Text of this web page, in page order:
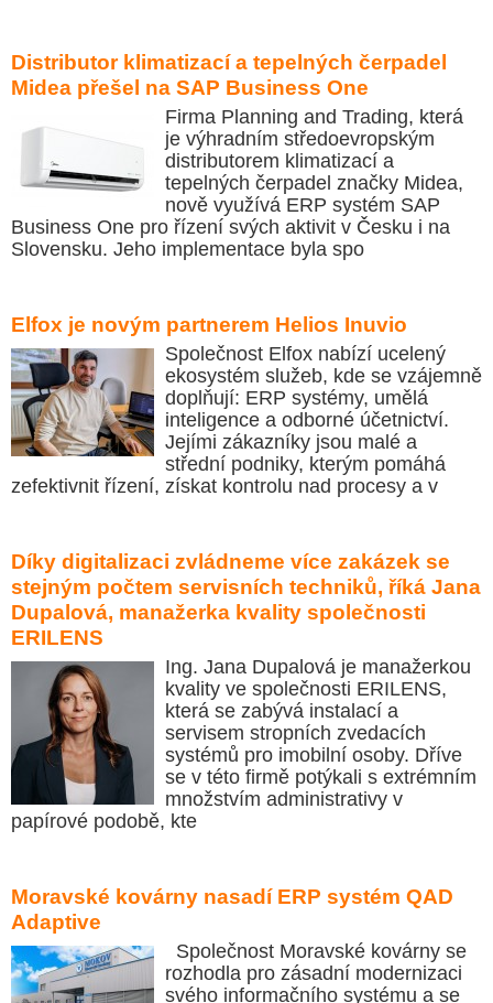
Distributor klimatizací a tepelných čerpadel
Midea přešel na SAP Business One
Firma Planning and Trading, která
je výhradním středoevropským
distributorem klimatizací a
tepelných čerpadel značky Midea,
nově využívá ERP systém SAP
Business One pro řízení svých aktivit v Česku i na
Slovensku. Jeho implementace byla spo
Elfox je novým partnerem Helios Inuvio
Společnost Elfox nabízí ucelený
ekosystém služeb, kde se vzájemně
doplňují: ERP systémy, umělá
inteligence a odborné účetnictví.
Jejími zákazníky jsou malé a
střední podniky, kterým pomáhá
zefektivnit řízení, získat kontrolu nad procesy a v
Díky digitalizaci zvládneme více zakázek se
stejným počtem servisních techniků, říká Jana
Dupalová, manažerka kvality společnosti
ERILENS
Ing. Jana Dupalová je manažerkou
kvality ve společnosti ERILENS,
která se zabývá instalací a
servisem stropních zvedacích
systémů pro imobilní osoby. Dříve
se v této firmě potýkali s extrémním
množstvím administrativy v
papírové podobě, kte
Moravské kovárny nasadí ERP systém QAD
Adaptive
Společnost Moravské kovárny se
rozhodla pro zásadní modernizaci
svého informačního systému a se